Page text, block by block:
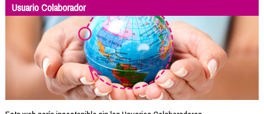
Usuario Colaborador